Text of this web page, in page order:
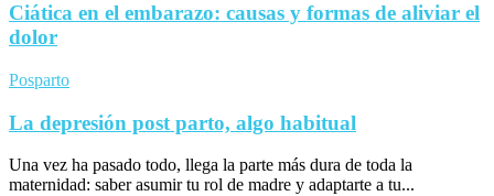
Ciática en el embarazo: causas y formas de aliviar el
dolor
Posparto
La depresión post parto, algo habitual
Una vez ha pasado todo, llega la parte más dura de toda la
maternidad: saber asumir tu rol de madre y adaptarte a tu...